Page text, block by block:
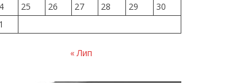
25 26 27 28 29
30
« Лип